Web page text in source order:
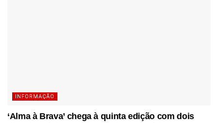
INFORMAÇÃO
‘Alma à Brava’ chega à quinta edição com dois